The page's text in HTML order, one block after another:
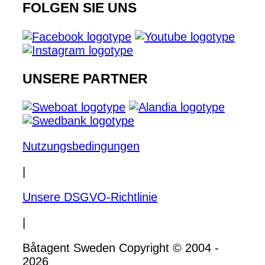
FOLGEN SIE UNS
UNSERE PARTNER
Nutzungsbedingungen
Unsere DSGVO-Richtlinie
Båtagent Sweden Copyright © 2004 -
2026